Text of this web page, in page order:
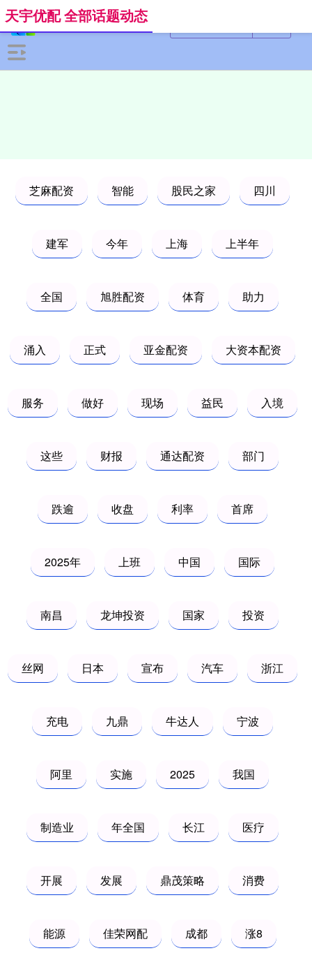
天宇优配 全部话题动态
芝麻配资 智能 股民之家 四川
建军 今年 上海 上半年
全国 旭胜配资 体育 助力
涌入 正式 亚金配资 大资本配资
服务 做好 现场 益民 入境
这些 财报 通达配资 部门
跌逾 收盘 利率 首席
2025年 上班 中国 国际
南昌 龙坤投资 国家 投资
丝网 日本 宣布 汽车 浙江
充电 九鼎 牛达人 宁波
阿里 实施 2025 我国
制造业 年全国 长江 医疗
开展 发展 鼎茂策略 消费
能源 佳荣网配 成都 涨8